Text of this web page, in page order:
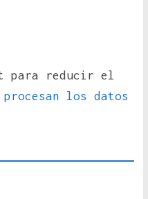
para reducir el
procesan los datos